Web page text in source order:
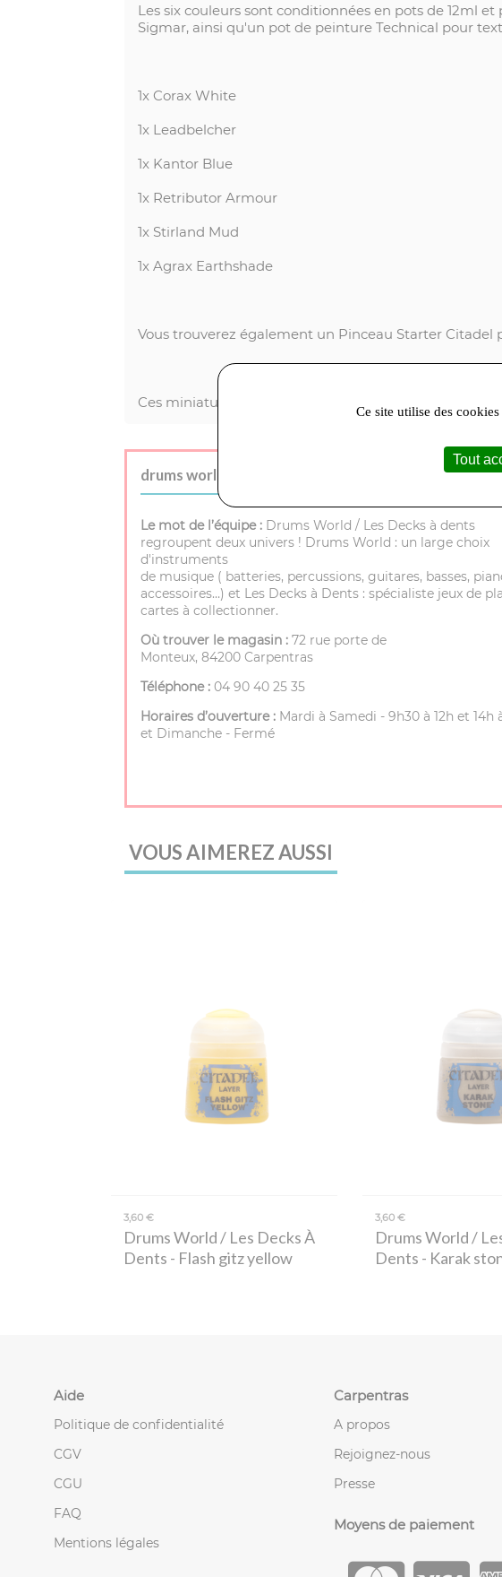
Les six couleurs sont conditionnées en pots de 12ml
Sigmar, ainsi qu'un pot de peinture Technical pour
1x Corax White
1x Leadbelcher
1x Kantor Blue
1x Retributor Armour
1x Stirland Mud
1x Agrax Earthshade
Vous trouverez également un Pinceau Starter
Ces miniatures sont fournies non peintes et
drums world / les decks à dents :
Le mot de l’équipe : Drums World / Les Decks à dents
regroupent deux univers ! Drums World : un large choix
d'instruments
de musique ( batteries, percussions, guitares, basses,
accessoires…) et Les Decks à Dents : spécialiste jeux de
cartes à collectionner.
Où trouver le magasin :72 rue porte de
Monteux, 84200 Carpentras
Téléphone : 04 90 40 25 35
Horaires d’ouverture : Mardi à Samedi - 9h30 à 12h et 14h
et Dimanche - Fermé
VOUS AIMEREZ AUSSI
3,60 €
Drums World / Les Decks À
Dents - Flash gitz yellow
3,60 €
Drums World /
Dents - Karak
Aide
Politique de confidentialité
CGV
CGU
FAQ
Mentions légales
Carpentras
A propos
Rejoignez-nous
Presse
Moyens de paiement
Ce site utilise des
Tout